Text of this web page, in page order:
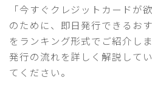
「今すぐクレジットカードが
のために、即日発行できるお
をランキング形式でご紹介し
発行の流れを詳しく解説して
てください。